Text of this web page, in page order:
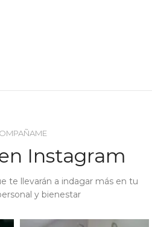
Instagram
te llevarán a indagar más en tu
y bienestar